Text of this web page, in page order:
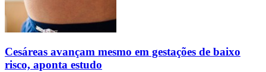
Cesáreas avançam mesmo em gestações de baixo
risco, aponta estudo